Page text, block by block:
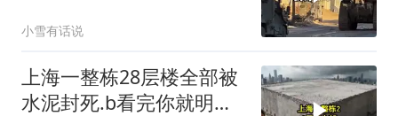
小雪有话说
上海一整栋28层楼全部被
水泥封死.b看完你就明白